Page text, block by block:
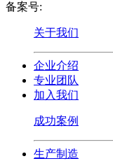
备案号:
关于我们
企业介绍
专业团队
加入我们
成功案例
生产制造